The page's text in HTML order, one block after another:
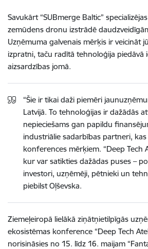
Savukārt “SUBmerge Baltic”
zemūdens dronu izstrādē
Uzņēmuma galvenais mērķis ir veicināt
izpratni, taču radītā tehnoloģija piedāvā
aizsardzības jomā.
“Šie ir tikai daži piemēri
Latvijā. To tehnoloģijas ir dažādās
nepieciešams gan papildu
industriālie sadarbības partneri,
konferences mērķiem. “Deep Tech
kur var satikties dažādas puses –
investori, uzņēmēji, pētnieki un
piebilst Oļševska.
Ziemeļeiropā lielākā ziņātņietilpīgās
ekosistēmas konference “Deep Tech
norisināsies no 15. līdz 16. maijam